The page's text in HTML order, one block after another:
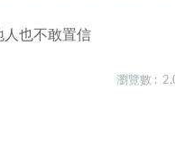
人也不敢置信
瀏覽數 :